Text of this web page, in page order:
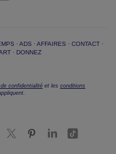
· ADS · AFFAIRES · CONTACT·
· DONNEZ
confidentialité et les conditions